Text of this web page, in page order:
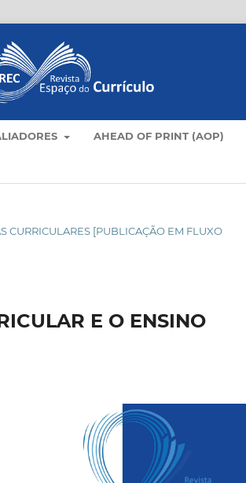
AHEAD OF PRINT (AOP)
CURRICULARES [PUBLICAÇÃO EM FLUXO
E O ENSINO